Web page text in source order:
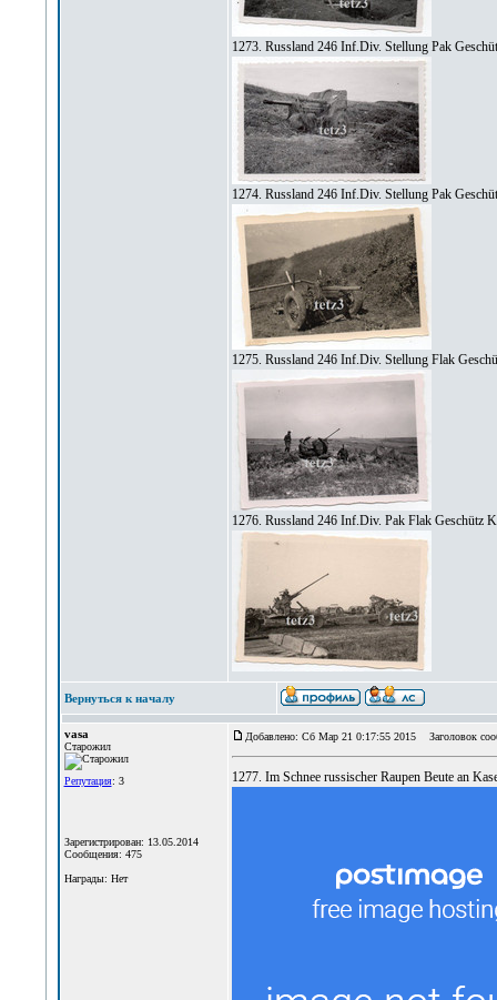
1273. Russland 246 Inf.Div. Stellung Pak
1274. Russland 246 Inf.Div. Stellung Pak
1275. Russland 246 Inf.Div. Stellung Flak
1276. Russland 246 Inf.Div. Pak Flak Geschütz
Вернуться к началу
vasa
Старожил
Репутация: 3
Зарегистрирован: 13.05.2014
Сообщения: 475
Награды: Нет
Добавлено: Сб Мар 21 0:17:55 2015 Заголовок
1277. Im Schnee russischer Raupen Beute an